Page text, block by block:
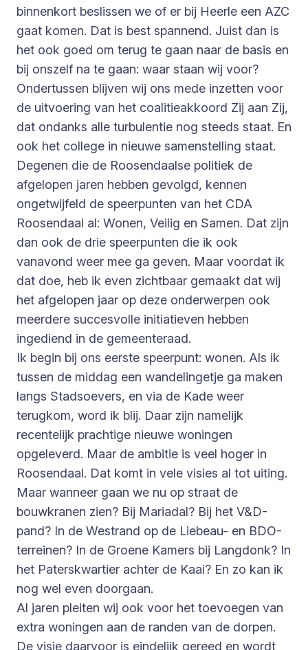
binnenkort beslissen we of er bij Heerle een AZC
gaat komen. Dat is best spannend. Juist dan is
het ook goed om terug te gaan naar de basis en
bij onszelf na te gaan: waar staan wij voor?
Ondertussen blijven wij ons mede inzetten voor
de uitvoering van het coalitieakkoord Zij aan Zij,
dat ondanks alle turbulentie nog steeds staat. En
ook het college in nieuwe samenstelling staat.
Degenen die de Roosendaalse politiek de
afgelopen jaren hebben gevolgd, kennen
ongetwijfeld de speerpunten van het CDA
Roosendaal al: Wonen, Veilig en Samen. Dat zijn
dan ook de drie speerpunten die ik ook
vanavond weer mee ga geven. Maar voordat ik
dat doe, heb ik even zichtbaar gemaakt dat wij
het afgelopen jaar op deze onderwerpen ook
meerdere succesvolle initiatieven hebben
ingediend in de gemeenteraad.
Ik begin bij ons eerste speerpunt: wonen. Als ik
tussen de middag een wandelingetje ga maken
langs Stadsoevers, en via de Kade weer
terugkom, word ik blij. Daar zijn namelijk
recentelijk prachtige nieuwe woningen
opgeleverd. Maar de ambitie is veel hoger in
Roosendaal. Dat komt in vele visies al tot uiting.
Maar wanneer gaan we nu op straat de
bouwkranen zien? Bij Mariadal? Bij het V&D-
pand? In de Westrand op de Liebeau- en BDO-
terreinen? In de Groene Kamers bij Langdonk? In
het Paterskwartier achter de Kaai? En zo kan ik
nog wel even doorgaan.
Al jaren pleiten wij ook voor het toevoegen van
extra woningen aan de randen van de dorpen.
De visie daarvoor is eindelijk gereed en wordt